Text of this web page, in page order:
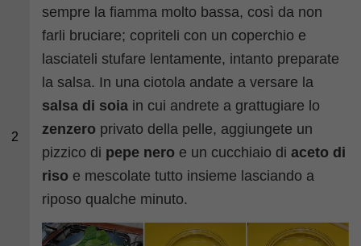
2
sempre la fiamma molto bassa, così da non
farli bruciare; copriteli con un coperchio e
lasciateli stufare lentamente, intanto preparate
la salsa. In una ciotola andate a versare la
salsa di soia in cui andrete a grattugiare lo
zenzero privato della pelle, aggiungete un
pizzico di pepe nero e un cucchiaio diaceto di
riso e mescolate tutto insieme lasciando a
riposo qualche minuto.